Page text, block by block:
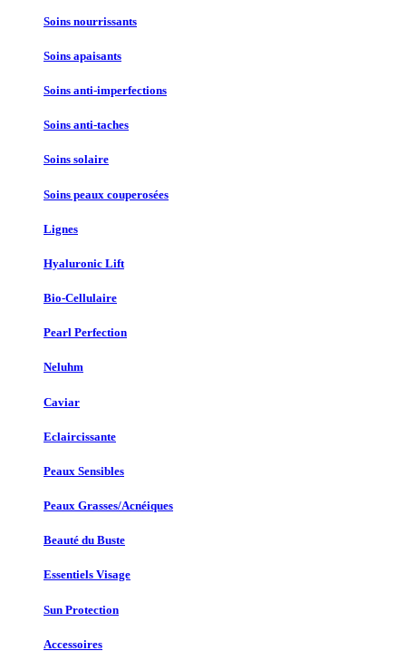
Soins nourrissants
Soins apaisants
Soins anti-imperfections
Soins anti-taches
Soins solaire
Soins peaux couperosées
Lignes
Hyaluronic Lift
Bio-Cellulaire
Pearl Perfection
Neluhm
Caviar
Eclaircissante
Peaux Sensibles
Peaux Grasses/Acnéiques
Beauté du Buste
Essentiels Visage
Sun Protection
Accessoires